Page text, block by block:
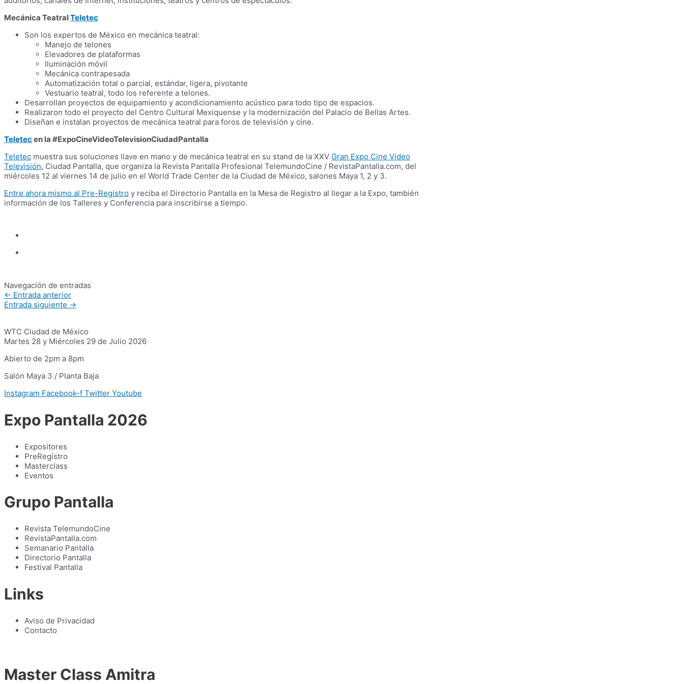
Mecánica TeatralTeletec
Son los expertos de México en mecánica teatral:
Manejo de telones
Elevadores de plataformas
Iluminación móvil
Mecánica contrapesada
Automatización total o parcial, estándar, ligera, pivotante
Vestuario teatral, todo los referente a telones.
Desarrollan proyectos de equipamiento y acondicionamiento acústico para todo tipo de espacios.
Realizaron todo el proyecto del Centro Cultural Mexiquense y la modernización del Palacio de Bellas Artes.
Diseñan e instalan proyectos de mecánica teatral para foros de televisión y cine.
Teletecen la #ExpoCineVideoTelevisionCiudadPantalla
Teletec muestra sus soluciones llave en mano y de mecánica teatral en su stand de la XXV Gran Expo Cine Video
Televisión, Ciudad Pantalla, que organiza la Revista Pantalla Profesional TelemundoCine / RevistaPantalla.com, del
miércoles 12 al viernes 14 de julio en el World Trade Center de la Ciudad de México, salones Maya 1, 2 y 3.
Entre ahora mismo al Pre-Registro y reciba el Directorio Pantalla en la Mesa de Registro al llegar a la Expo, también
información de los Talleres y Conferencia para inscribirse a tiempo.
Navegación de entradas
← Entrada anterior
Entrada siguiente →
WTC Ciudad de México
Martes 28 y Miércoles 29 de Julio 2026
Abierto de 2pm a 8pm
Salón Maya 3 / Planta Baja
Instagram Facebook-f Twitter Youtube
Expo Pantalla 2026
Expositores
PreRegístro
Masterclass
Eventos
Grupo Pantalla
Revista TelemundoCine
RevistaPantalla.com
Semanario Pantalla
Directorio Pantalla
Festival Pantalla
Links
Aviso de Privacidad
Contacto
Master Class Amitra